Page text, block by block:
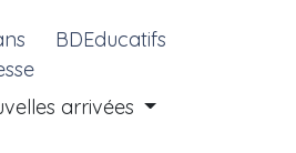
BDEducatifs
arrivées